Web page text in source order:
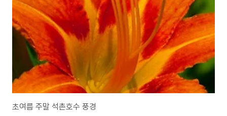
년 새해를 시작하라는 뜻이겠지? 하고..저혼자 자의적으로 해석해버립니다. ㅡ.
ㅡ;;
초여름 주말 석촌호수 풍경